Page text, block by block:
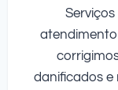
danificados e